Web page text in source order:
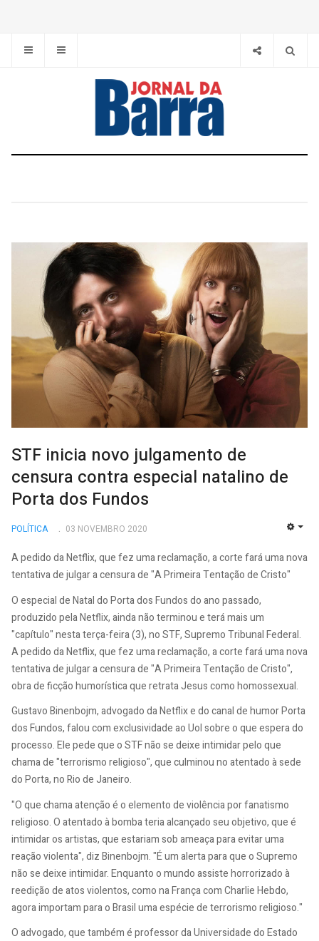
STF inicia novo julgamento de
censura contra especial natalino de
Porta dos Fundos
POLÍTICA 03 NOVEMBRO 2020
A pedido da Netflix, que fez uma reclamação, a corte fará uma nova
tentativa de julgar a censura de "A Primeira Tentação de Cristo"
O especial de Natal do Porta dos Fundos do ano passado,
produzido pela Netflix, ainda não terminou e terá mais um
"capítulo" nesta terça-feira (3), no STF, Supremo Tribunal Federal.
A pedido da Netflix, que fez uma reclamação, a corte fará uma nova
tentativa de julgar a censura de "A Primeira Tentação de Cristo",
obra de ficção humorística que retrata Jesus como homossexual.
Gustavo Binenbojm, advogado da Netflix e do canal de humor Porta
dos Fundos, falou com exclusividade ao Uol sobre o que espera do
processo. Ele pede que o STF não se deixe intimidar pelo que
chama de "terrorismo religioso", que culminou no atentado à sede
do Porta, no Rio de Janeiro.
"O que chama atenção é o elemento de violência por fanatismo
religioso. O atentado à bomba teria alcançado seu objetivo, que é
intimidar os artistas, que estariam sob ameaça para evitar uma
reação violenta", diz Binenbojm. "É um alerta para que o Supremo
não se deixe intimidar. Enquanto o mundo assiste horrorizado à
reedição de atos violentos, como na França com Charlie Hebdo,
agora importam para o Brasil uma espécie de terrorismo religioso."
O advogado, que também é professor da Universidade do Estado